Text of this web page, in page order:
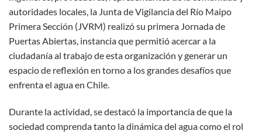
autoridades locales, la Junta de Vigilancia del Río Maipo
Primera Sección (JVRM) realizó su primera Jornada de
Puertas Abiertas, instancia que permitió acercar a la
ciudadanía al trabajo de esta organización y generar un
espacio de reflexión en torno a los grandes desafíos que
enfrenta el agua en Chile.
Durante la actividad, se destacó la importancia de que la
sociedad comprenda tanto la dinámica del agua como el rol